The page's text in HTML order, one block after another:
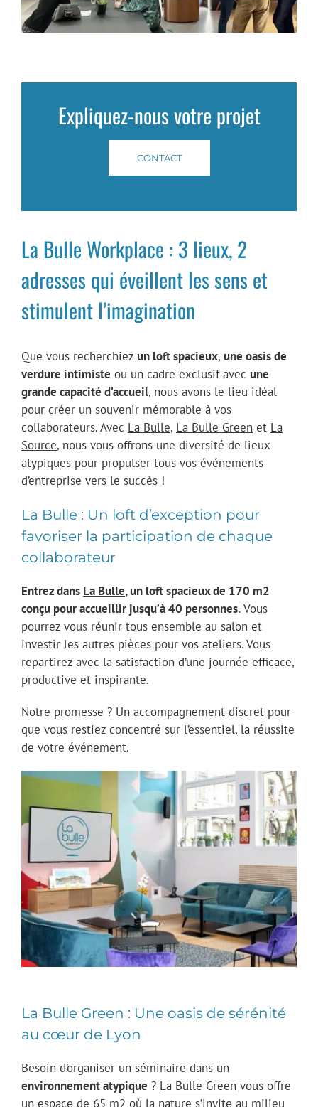
Expliquez-nous votre projet
CONTACT
La Bulle Workplace : 3 lieux, 2
adresses qui éveillent les sens et
stimulent l’imagination
Que vous recherchiez un loft spacieux, une oasis de
verdure intimiste ou un cadre exclusif avec une
grande capacité d’accueil, nous avons le lieu idéal
pour créer un souvenir mémorable à vos
collaborateurs. Avec La Bulle, La Bulle Greenet La
Source, nous vous offrons une diversité de lieux
atypiques pour propulser tous vos événements
d’entreprise vers le succès !
La Bulle : Un loft d’exception pour
favoriser la participation de chaque
collaborateur
Entrez dans La Bulle, un loft spacieux de 170 m2
conçu pour accueillir jusqu’à 40 personnes.Vous
pourrez vous réunir tous ensemble au salon et
investir les autres pièces pour vos ateliers. Vous
repartirez avec la satisfaction d’une journée efficace,
productive et inspirante.
Notre promesse ? Un accompagnement discret pour
que vous restiez concentré sur l’essentiel, la réussite
de votre événement.
La Bulle Green : Une oasis de sérénité
au cœur de Lyon
Besoin d’organiser un séminaire dans un
environnement atypique ? La Bulle Greenvous offre
un espace de 65 m2 où la nature s’invite au milieu